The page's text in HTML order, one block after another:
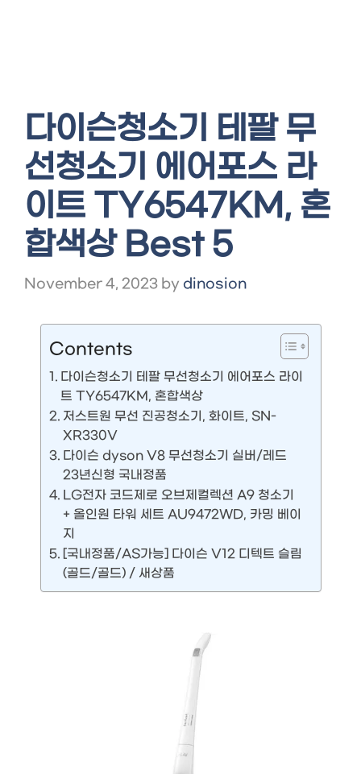
다이슨청소기 테팔 무
선청소기 에어포스 라
이트 TY6547KM, 혼
합색상 Best 5
November 4, 2023 by dinosion
Contents
다이슨청소기 테팔 무선청소기 에어포스 라이
트 TY6547KM, 혼합색상
저스트원 무선 진공청소기, 화이트, SN-
XR330V
다이슨 dyson V8 무선청소기 실버/레드
23년신형 국내정품
LG전자 코드제로 오브제컬렉션 A9 청소기
+ 올인원 타워 세트 AU9472WD, 카밍 베이
지
[국내정품/AS가능] 다이슨 V12 디텍트 슬림
(골드/골드) / 새상품